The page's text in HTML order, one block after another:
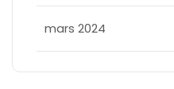
mars 2024